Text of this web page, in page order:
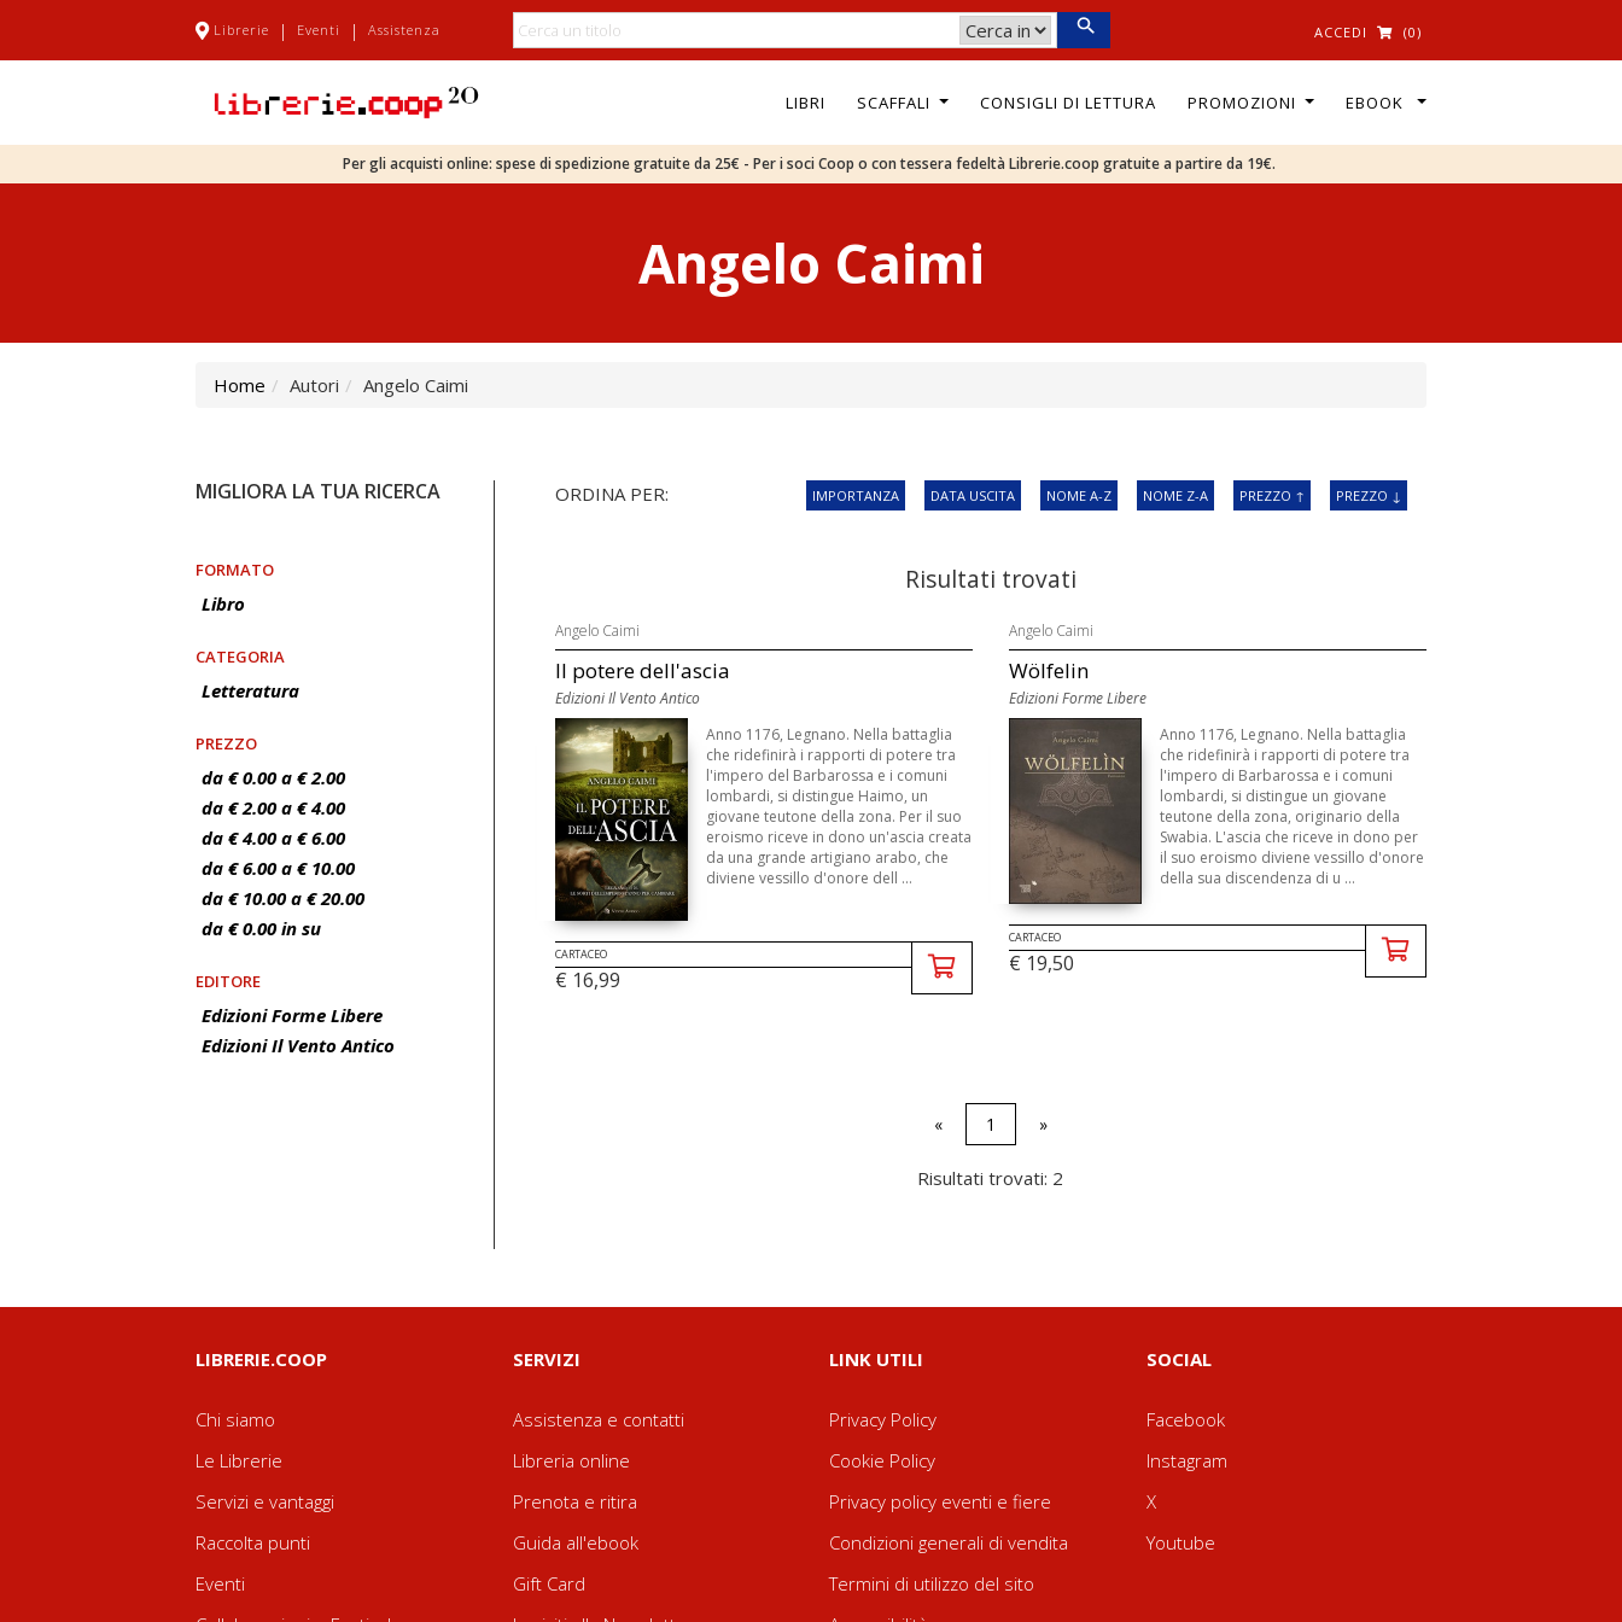
Librerie | Eventi | Assistenza ACCEDI (0)
LIBRI SCAFFALI CONSIGLI DI LETTURA PROMOZIONI EBOOK
Per gli acquisti online: spese di spedizione gratuite da 25€ - Per i soci Coop o con tessera fedeltà Librerie.coop gratuite a partire da 19€.
Angelo Caimi
Home Autori Angelo Caimi
MIGLIORA LA TUA RICERCA
FORMATO
Libro
CATEGORIA
Letteratura
PREZZO
da € 0.00 a € 2.00
da € 2.00 a € 4.00
da € 4.00 a € 6.00
da € 6.00 a € 10.00
da € 10.00 a € 20.00
da € 0.00 in su
EDITORE
Edizioni Forme Libere
Edizioni Il Vento Antico
ORDINA PER: IMPORTANZA DATA USCITA NOME A-Z NOME Z-A PREZZO ↑ PREZZO ↓
Risultati trovati
Angelo Caimi
Il potere dell'ascia
Edizioni Il Vento Antico
Anno 1176, Legnano. Nella battaglia
che ridefinirà i rapporti di potere tra
l'impero del Barbarossa e i comuni
lombardi, si distingue Haimo, un
giovane teutone della zona. Per il suo
eroismo riceve in dono un'ascia creata
da una grande artigiano arabo, che
diviene vessillo d'onore dell ...
CARTACEO
€ 16,99
Angelo Caimi
Wölfelin
Edizioni Forme Libere
Anno 1176, Legnano. Nella battaglia
che ridefinirà i rapporti di potere tra
l'impero di Barbarossa e i comuni
lombardi, si distingue un giovane
teutone della zona, originario della
Swabia. L'ascia che riceve in dono per
il suo eroismo diviene vessillo d'onore
della sua discendenza di u ...
CARTACEO
€ 19,50
« 1 »
Risultati trovati: 2
LIBRERIE.COOP
Chi siamo
Le Librerie
Servizi e vantaggi
Raccolta punti
Eventi
SERVIZI
Assistenza e contatti
Libreria online
Prenota e ritira
Guida all'ebook
Gift Card
LINK UTILI
Privacy Policy
Cookie Policy
Privacy policy eventi e fiere
Condizioni generali di vendita
Termini di utilizzo del sito
SOCIAL
Facebook
Instagram
X
Youtube